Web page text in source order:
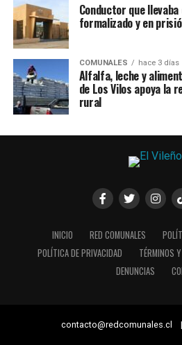
Conductor que
formalizado y en
COMUNALES hace 3 días
Alfalfa, leche y
de Los Vilos apoya la
rural
INICIO RED COMUNALES
POLÍTICA DE PRIVACIDAD
TÉRMINOS
DENUNCIAS
contacto@redcomunales.cl